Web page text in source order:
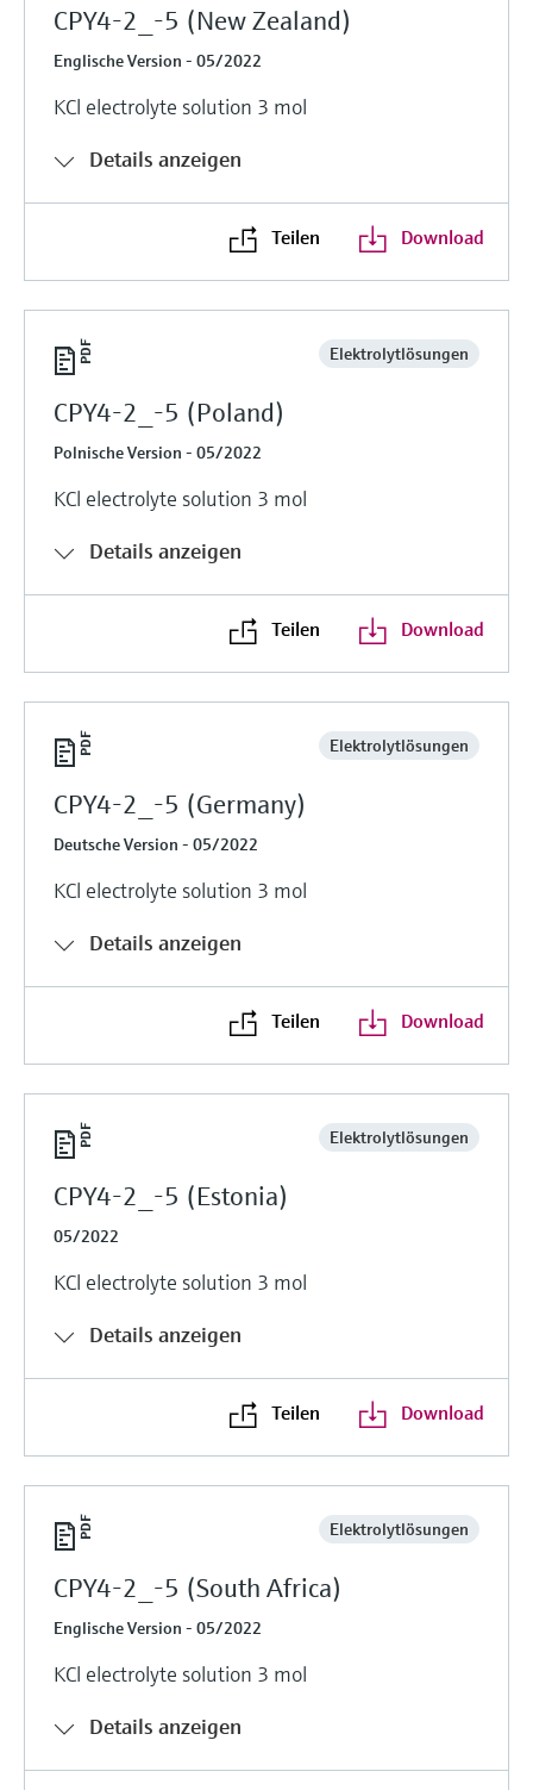
CPY4-2_-5 (New Zealand)
Englische Version - 05/2022
KCl electrolyte solution 3 mol
Details anzeigen
Teilen Download
Elektrolytlösungen
CPY4-2_-5 (Poland)
Polnische Version - 05/2022
KCl electrolyte solution 3 mol
Details anzeigen
Teilen Download
Elektrolytlösungen
CPY4-2_-5 (Germany)
Deutsche Version - 05/2022
KCl electrolyte solution 3 mol
Details anzeigen
Teilen Download
Elektrolytlösungen
CPY4-2_-5 (Estonia)
05/2022
KCl electrolyte solution 3 mol
Details anzeigen
Teilen Download
Elektrolytlösungen
CPY4-2_-5 (South Africa)
Englische Version - 05/2022
KCl electrolyte solution 3 mol
Details anzeigen